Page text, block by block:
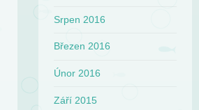
Srpen 2016
Březen 2016
Únor 2016
Září 2015